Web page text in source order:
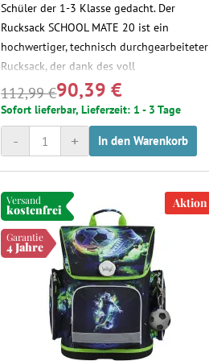
Schüler der 1-3 Klasse gedacht. Der
Rucksack SCHOOL MATE 20 ist ein
hochwertiger, technisch durchgearbeiteter
Rucksack, der dank des voll
höhenverstellbaren SP-Rückensystems mit
dem Kind mit wächst. Das ergonomische
Design des Rucksacks mit Hüftgurt
unterstützt die gesunde Entwicklung der
112,99 €90,39 €
Sofort lieferbar, Lieferzeit: 1 - 3 Tage
+
- In den Warenkorb
Versand
kostenfrei
Garantie
4 Jahre
Aktion